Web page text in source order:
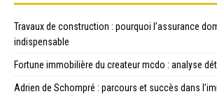
Travaux de construction : pourquoi l’assurance
indispensable
Fortune immobilière du createur mcdo : analyse
Adrien de Schompré : parcours et succès dans